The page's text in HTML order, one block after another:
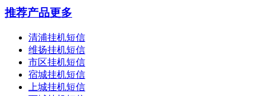
推荐产品更多
清浦挂机短信
维扬挂机短信
市区挂机短信
宿城挂机短信
上城挂机短信